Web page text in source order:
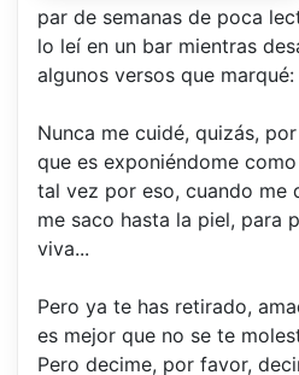
par de semanas de poca
lo leí en un bar mientras
algunos versos que marqué:
Nunca me cuidé, quizás,
que es exponiéndome
tal vez por eso, cuando me
me saco hasta la piel, para
viva...
Pero ya te has retirado,
es mejor que no se te
Pero decime, por favor,